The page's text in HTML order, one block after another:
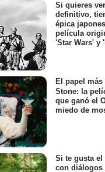
Si quieres
definitivo,
épica
película
'Star Wars' y
El papel
Stone: la
que ganó el
miedo de
Si te gusta
con diálogos